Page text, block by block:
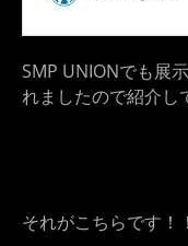
SMP UNIONでも展
れましたので紹介し
それがこちらです！